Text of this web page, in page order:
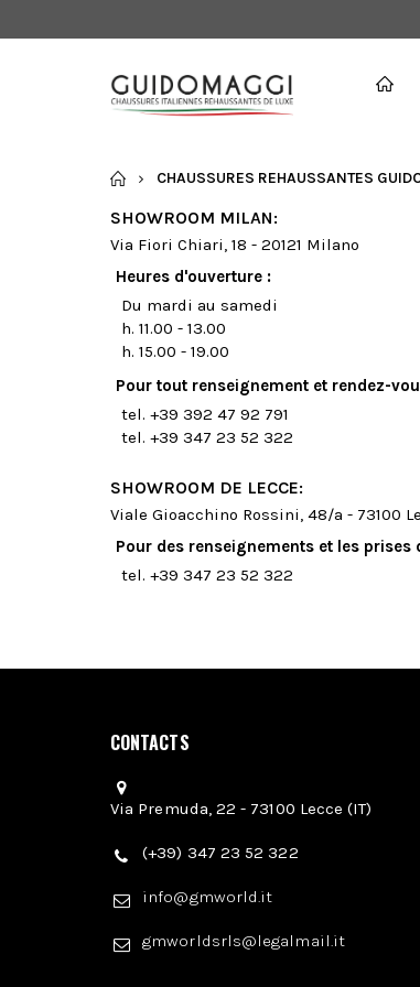
ACCUEIL
CHAUSSURES REHAUSSANTES
SHOWROOM MILAN:
Via Fiori Chiari, 18 - 20121 Milano
Heures d'ouverture :
Du mardi au samedi
h. 11.00 - 13.00
h. 15.00 - 19.00
Pour tout renseignement et rendez-
tel. +39 392 47 92 791
tel. +39 347 23 52 322
SHOWROOM DE LECCE:
Viale Gioacchino Rossini, 48/a - 73100
Pour des renseignements et les prises
tel. +39 347 23 52 322
CONTACTS
Via Premuda, 22 - 73100 Lecce (IT)
(+39) 347 23 52 322
info@gmworld.it
gmworldsrls@legalmail.it